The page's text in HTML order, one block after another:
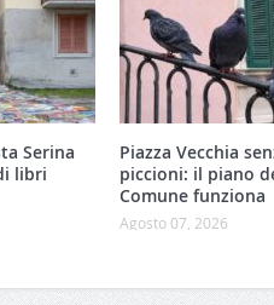
Serina
libri
Piazza Vecchia
piccioni: il piano
Comune funziona
Agosto 07, 2026